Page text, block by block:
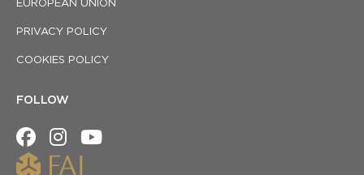
EUROPEAN UNION
PRIVACY POLICY
COOKIES POLICY
FOLLOW